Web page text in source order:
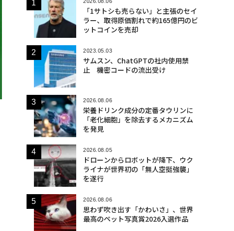
「1サトシも売らない」と主張のセイ
ラー、取得原価割れで約165億円のビ
ットコインを売却
2023.05.03
サムスン、ChatGPTの社内使用禁
止 機密コードの流出受け
2026.08.06
栄養ドリンク成分の定番タウリンに
「老化細胞」を除去するメカニズム
を発見
2026.08.05
ドローンからロボットが降下、ウク
ライナが世界初の「無人空挺強襲」
を遂行
2026.08.06
思わず吹き出す「かわいさ」、世界
最高のペット写真賞2026入選作品